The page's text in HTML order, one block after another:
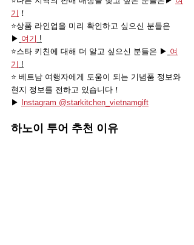
기 ！
⭐️상품 라인업을 미리 확인하고 싶으신 분들은
▶ 여기 !
⭐️스타 키친에 대해 더 알고 싶으신 분들은 ▶ 여
기 !
⭐️ 베트남 여행자에게 도움이 되는 기념품 정보와
현지 정보를 전하고 있습니다！
▶
Instagram @starkitchen_vietnamgift
하노이 투어 추천 이유